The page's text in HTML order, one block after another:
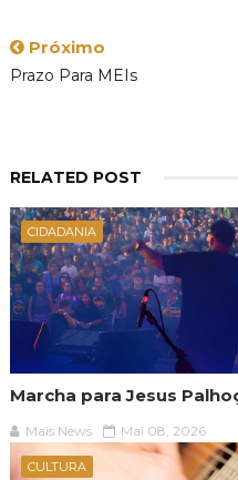
Próximo
Prazo Para MEIs
RELATED POST
CIDADANIA
Marcha para Jesus
Mais News Mai 08, 2026
CULTURA